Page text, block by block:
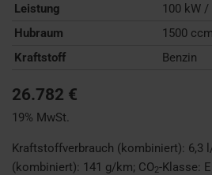
Leistung
100 kW /
Hubraum
1500 ccm
Kraftstoff
Benzin
26.782 €
19% MwSt.
Kraftstoffverbrauch (kombiniert): 6,3
(kombiniert): 141 g/km; CO2-Klasse: E